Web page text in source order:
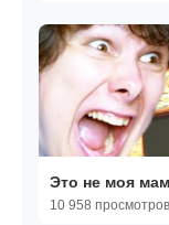
Это не моя
10 958 просмотров